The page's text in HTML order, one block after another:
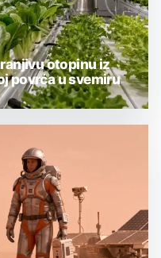
otopinu iz
povrća u svemiru